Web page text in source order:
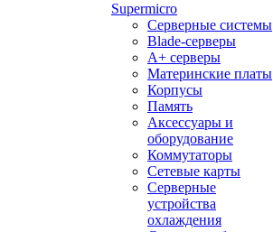
Supermicro
Серверные системы
Blade-серверы
A+ серверы
Материнские платы
Корпусы
Память
Аксессуары и
оборудование
Коммутаторы
Сетевые карты
Серверные
устройства
охлаждения